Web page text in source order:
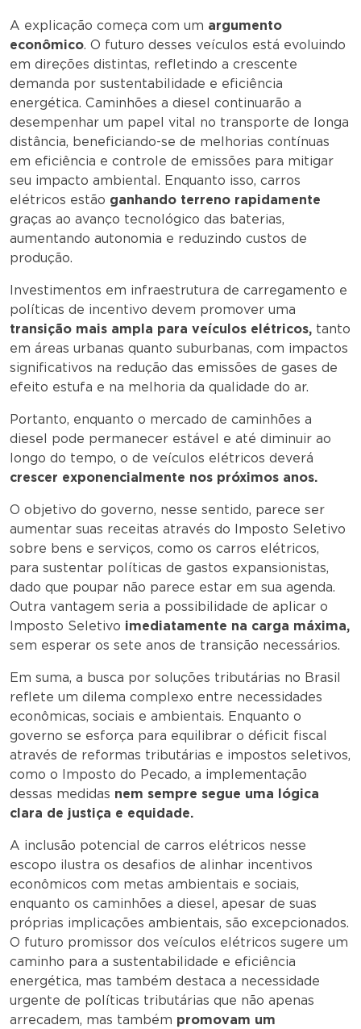
A explicação começa com um argumento
econômico. O futuro desses veículos está evoluindo
em direções distintas, refletindo a crescente
demanda por sustentabilidade e eficiência
energética. Caminhões a diesel continuarão a
desempenhar um papel vital no transporte de longa
distância, beneficiando-se de melhorias contínuas
em eficiência e controle de emissões para mitigar
seu impacto ambiental. Enquanto isso, carros
elétricos estão ganhando terreno rapidamente
graças ao avanço tecnológico das baterias,
aumentando autonomia e reduzindo custos de
produção.
Investimentos em infraestrutura de carregamento e
políticas de incentivo devem promover uma
transição mais ampla para veículos elétricos, tanto
em áreas urbanas quanto suburbanas, com impactos
significativos na redução das emissões de gases de
efeito estufa e na melhoria da qualidade do ar.
Portanto, enquanto o mercado de caminhões a
diesel pode permanecer estável e até diminuir ao
longo do tempo, o de veículos elétricos deverá
crescer exponencialmente nos próximos anos.
O objetivo do governo, nesse sentido, parece ser
aumentar suas receitas através do Imposto Seletivo
sobre bens e serviços, como os carros elétricos,
para sustentar políticas de gastos expansionistas,
dado que poupar não parece estar em sua agenda.
Outra vantagem seria a possibilidade de aplicar o
Imposto Seletivo imediatamente na carga máxima,
sem esperar os sete anos de transição necessários.
Em suma, a busca por soluções tributárias no Brasil
reflete um dilema complexo entre necessidades
econômicas, sociais e ambientais. Enquanto o
governo se esforça para equilibrar o déficit fiscal
através de reformas tributárias e impostos seletivos,
como o Imposto do Pecado, a implementação
dessas medidas nem sempre segue uma lógica
clara de justiça e equidade.
A inclusão potencial de carros elétricos nesse
escopo ilustra os desafios de alinhar incentivos
econômicos com metas ambientais e sociais,
enquanto os caminhões a diesel, apesar de suas
próprias implicações ambientais, são excepcionados.
O futuro promissor dos veículos elétricos sugere um
caminho para a sustentabilidade e eficiência
energética, mas também destaca a necessidade
urgente de políticas tributárias que não apenas
arrecadem, mas também promovam um